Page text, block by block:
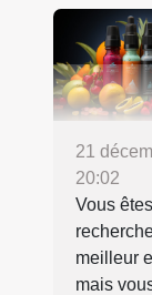
21
20:02
Vous
meilleur
mais